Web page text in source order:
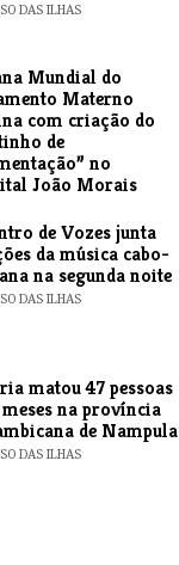
DAS ILHAS
Mundial do
Materno
com criação do
de
no
João Morais
de Vozes junta
da música cabo-
na segunda noite
DAS ILHAS
matou 47 pessoas
na província
de Nampula
DAS ILHAS